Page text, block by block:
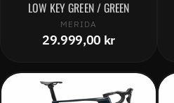
LOW KEY GREEN / GREEN
MERIDA
29.999,00 kr